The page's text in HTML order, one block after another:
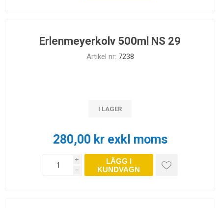
Erlenmeyerkolv 500ml NS 29
Artikel nr: 7238
I LAGER
280,00 kr exkl moms
i
h
LÄGG I
KUNDVAGN